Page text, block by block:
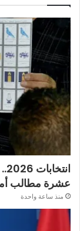
عشرة مطالب
منذ ساعة واحدة